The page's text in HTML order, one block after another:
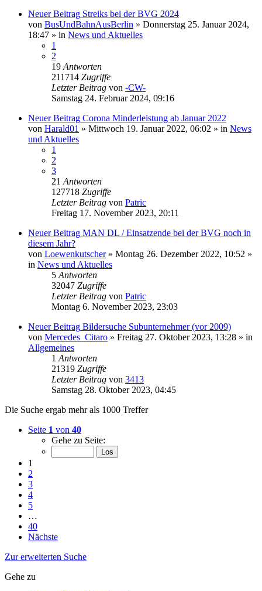
Neuer Beitrag Streiks bei der BVG 2024
von BusUndBahnAusBerlin » Donnerstag 25. Januar 2024,
18:47 » in News und Aktuelles
1
2
19Antworten
211714 Zugriffe
Letzter Beitrag von -CW-
Samstag 24. Februar 2024, 09:16
Neuer Beitrag Corona Minderleistung ab Januar 2022
von Harald01 » Mittwoch 19. Januar 2022, 06:02 » in News
und Aktuelles
1
2
3
21Antworten
127718 Zugriffe
Letzter Beitrag von Patric
Freitag 17. November 2023, 20:11
Neuer Beitrag MAN DL / Einsatzende bei der BVG noch in
diesem Jahr?
von Loewenkutscher» Montag 26. Dezember 2022, 10:52 »
in News und Aktuelles
5Antworten
32047 Zugriffe
Letzter Beitrag von Patric
Montag 6. November 2023, 23:03
Neuer Beitrag Bildersuche Subunternehmer (vor 2009)
von Mercedes_Citaro » Freitag 27. Oktober 2023, 13:28 » in
Allgemeines
1Antworten
21319 Zugriffe
Letzter Beitrag von 3413
Samstag 28. Oktober 2023, 04:45
Die Suche ergab mehr als 1000 Treffer
Seite 1 von 40
Gehe zu Seite:
1
2
3
4
5
…
40
Nächste
Zur erweiterten Suche
Gehe zu